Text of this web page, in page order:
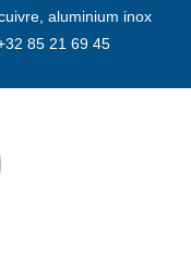
aluminium inox
85 21 69 45